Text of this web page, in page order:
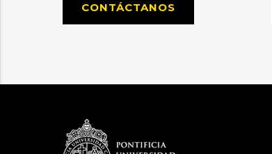
CONTÁCTANOS